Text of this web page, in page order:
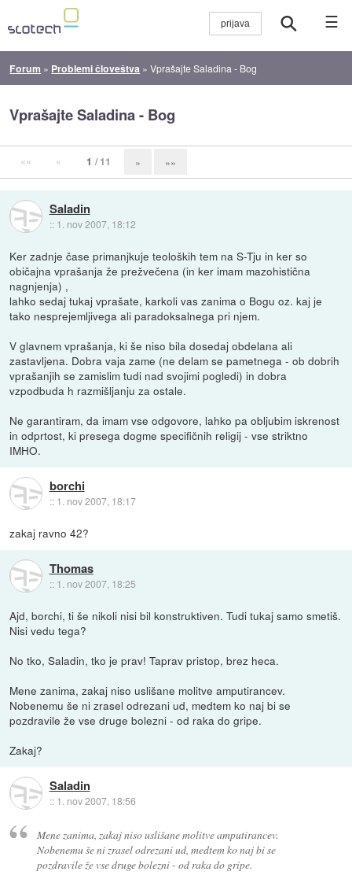
☰
Forum » Problemi človeštva »Vprašajte Saladina - Bog
Vprašajte Saladina - Bog
«« « 1 / 11 » »»
Saladin
:: 1. nov 2007, 18:12
Ker zadnje čase primanjkuje teoloških tem na S-Tju in ker so
običajna vprašanja že prežvečena (in ker imam mazohistična
nagnjenja) ,
lahko sedaj tukaj vprašate, karkoli vas zanima o Bogu oz. kaj je
tako nesprejemljivega ali paradoksalnega pri njem.
V glavnem vprašanja, ki še niso bila dosedaj obdelana ali
zastavljena. Dobra vaja zame (ne delam se pametnega - ob dobrih
vprašanjih se zamislim tudi nad svojimi pogledi) in dobra
vzpodbuda h razmišljanju za ostale.
Ne garantiram, da imam vse odgovore, lahko pa obljubim iskrenost
in odprtost, ki presega dogme specifičnih religij - vse striktno
IMHO.
borchi
:: 1. nov 2007, 18:17
zakaj ravno 42?
Thomas
:: 1. nov 2007, 18:25
Ajd, borchi, ti še nikoli nisi bil konstruktiven. Tudi tukaj samo smetiš.
Nisi vedu tega?
No tko, Saladin, tko je prav! Taprav pristop, brez heca.
Mene zanima, zakaj niso uslišane molitve amputirancev.
Nobenemu še ni zrasel odrezani ud, medtem ko naj bi se
pozdravile že vse druge bolezni - od raka do gripe.
Zakaj?
Saladin
:: 1. nov 2007, 18:56
Mene zanima, zakaj niso uslišane molitve amputirancev.
Nobenemu še ni zrasel odrezani ud, medtem ko naj bi se
pozdravile že vse druge bolezni - od raka do gripe.